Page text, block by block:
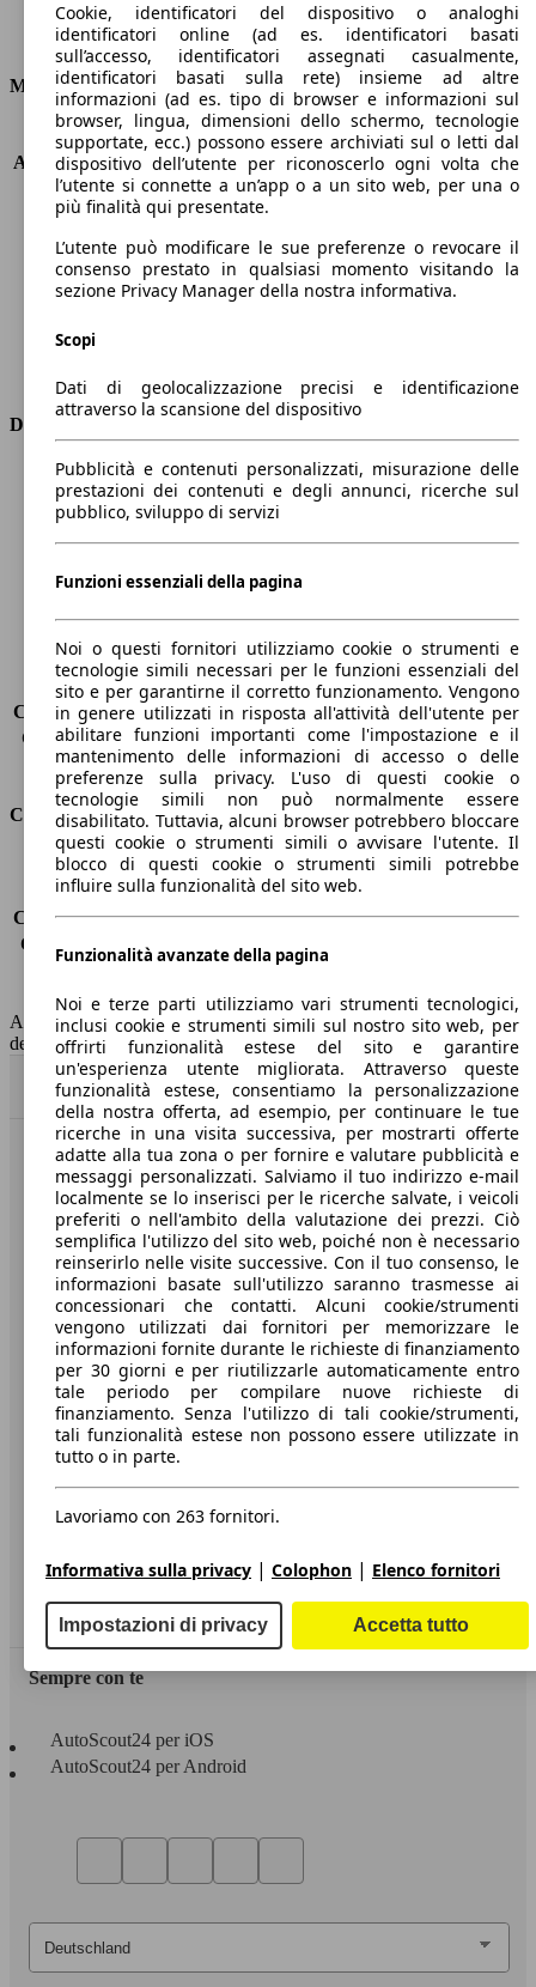
Consumi
Motore e Prestazioni
KW (PS)
96 kW (131 PS)
Accelerazione (0-100 km/h)
10.5s
Velocità massima (km/h)
184 km/h
Numero di marce
6
Coppia
300 nm
Cilindrata
1499 ccm
Carburante
Diesel
Trasmissione
Dimensioni
Lunghezza
4400 mm
Altezza
1870 mm
Larghezza
Peso massimo
2280 kg
Sedili
7
Carico sul tetto
-
Capacità di traino (senza freni) -
Capacità di traino (con freni)
1350 kg
Volume del bagagliaio
597 - 983 l
Consumi
Emissioni di CO2*
115 g/km (komb.)
Consumo (urbano)
4.7 l/100km
Consumo (extra-urbano) 4.1 l/100km
Consumo (combinato)*
4.3 l/100km
Capacità del serbatoio
53 l
AutoScout24 non si assume alcuna responsabilità per la correttezza
dei dati.
Torna su
Benvenuti su AutoScout24, il mercato auto europeo.
Società
A proposito di AutoScout24
Stampa
Media
Condizioni generali
Informazioni
Privacy
Dichiarazione di Accessibilità
Servizi
Area rivenditori
Sempre con te
AutoScout24 per iOS
AutoScout24 per Android
Cookie, identificatori del dispositivo o analoghi
identificatori online (ad es. identificatori basati
sull’accesso, identificatori assegnati casualmente,
identificatori basati sulla rete) insieme ad altre
informazioni (ad es. tipo di browser e informazioni sul
browser, lingua, dimensioni dello schermo, tecnologie
supportate, ecc.) possono essere archiviati sul o letti dal
dispositivo dell’utente per riconoscerlo ogni volta che
l’utente si connette a un’app o a un sito web, per una o
più finalità qui presentate.
L’utente può modificare le sue preferenze o revocare il
consenso prestato in qualsiasi momento visitando la
sezione Privacy Manager della nostra informativa.
Scopi
Dati di geolocalizzazione precisi e identificazione
attraverso la scansione del dispositivo
Pubblicità e contenuti personalizzati, misurazione delle
prestazioni dei contenuti e degli annunci, ricerche sul
pubblico, sviluppo di servizi
Funzioni essenziali della pagina
Noi o questi fornitori utilizziamo cookie o strumenti e
tecnologie simili necessari per le funzioni essenziali del
sito e per garantirne il corretto funzionamento. Vengono
in genere utilizzati in risposta all'attività dell'utente per
abilitare funzioni importanti come l'impostazione e il
mantenimento delle informazioni di accesso o delle
preferenze sulla privacy. L'uso di questi cookie o
tecnologie simili non può normalmente essere
disabilitato. Tuttavia, alcuni browser potrebbero bloccare
questi cookie o strumenti simili o avvisare l'utente. Il
blocco di questi cookie o strumenti simili potrebbe
influire sulla funzionalità del sito web.
Funzionalità avanzate della pagina
Noi e terze parti utilizziamo vari strumenti tecnologici,
inclusi cookie e strumenti simili sul nostro sito web, per
offrirti funzionalità estese del sito e garantire
un'esperienza utente migliorata. Attraverso queste
funzionalità estese, consentiamo la personalizzazione
della nostra offerta, ad esempio, per continuare le tue
ricerche in una visita successiva, per mostrarti offerte
adatte alla tua zona o per fornire e valutare pubblicità e
messaggi personalizzati. Salviamo il tuo indirizzo e-mail
localmente se lo inserisci per le ricerche salvate, i veicoli
preferiti o nell'ambito della valutazione dei prezzi. Ciò
semplifica l'utilizzo del sito web, poiché non è necessario
reinserirlo nelle visite successive. Con il tuo consenso, le
informazioni basate sull'utilizzo saranno trasmesse ai
concessionari che contatti. Alcuni cookie/strumenti
vengono utilizzati dai fornitori per memorizzare le
informazioni fornite durante le richieste di finanziamento
per 30 giorni e per riutilizzarle automaticamente entro
tale periodo per compilare nuove richieste di
finanziamento. Senza l'utilizzo di tali cookie/strumenti,
tali funzionalità estese non possono essere utilizzate in
tutto o in parte.
Lavoriamo con 263 fornitori.
Informativa sulla privacy | Colophon | Elenco fornitori
Impostazioni di privacy Accetta tutto